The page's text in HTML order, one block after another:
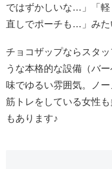
ではずかしいな…」「
直しでポーチも…」みた
チョコザップならスタ
うな本格的な設備（バ
味でゆるい雰囲気。ノ
筋トレをしている女性
もあります♪